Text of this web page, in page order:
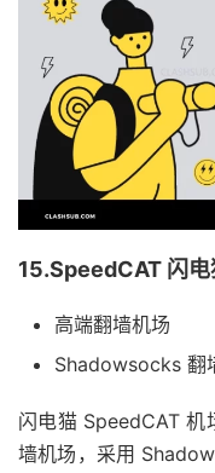
15.SpeedCAT 闪电
高端翻墙机场
Shadowsocks 翻
闪电猫 SpeedCAT 机
墙机场，采用